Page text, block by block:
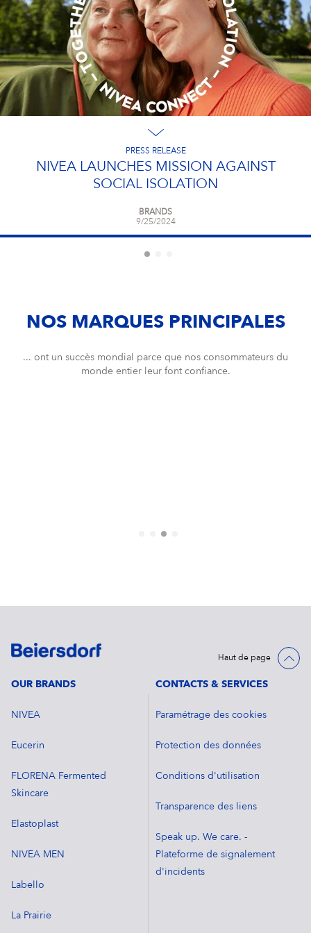
PRESS RELEASE
NIVEA LAUNCHES MISSION AGAINST
SOCIAL ISOLATION
BRANDS
9/25/2024
NOS MARQUES PRINCIPALES
... ont un succès mondial parce que nos consommateurs du
monde entier leur font confiance.
Haut de page
OUR BRANDS
NIVEA
Eucerin
FLORENA Fermented
Skincare
Elastoplast
NIVEA MEN
Labello
La Prairie
CONTACTS & SERVICES
Paramétrage des cookies
Protection des données
Conditions d'utilisation
Transparence des liens
Speak up. We care. -
Plateforme de signalement
d'incidents